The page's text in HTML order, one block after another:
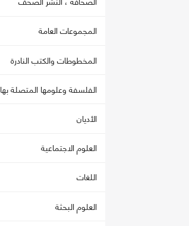
المجموعات العامة
المخطوطات والكتب النادرة
الفلسفة وعلومها المتصلة بها
الأديان
العلوم الاجتماعية
اللغات
العلوم البحثة